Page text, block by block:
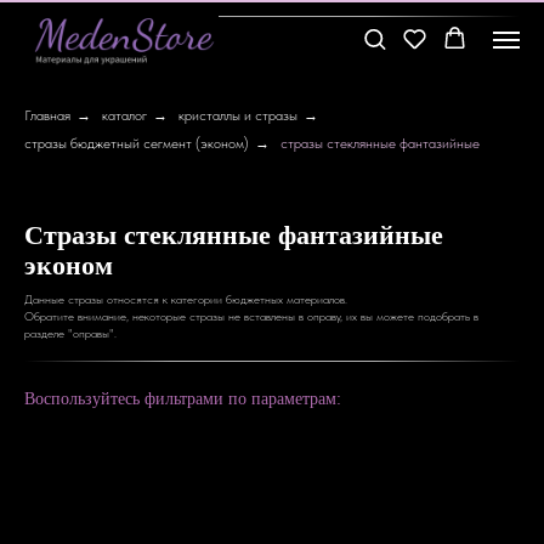
Главная → каталог → кристаллы и стразы →
стразы бюджетный сегмент (эконом) → стразы стеклянные фантазийные
Стразы стеклянные фантазийные
эконом
Данные стразы относятся к категории бюджетных материалов.
Обратите внимание, некоторые стразы не вставлены в оправу, их вы можете подобрать в
разделе "оправы".
Воспользуйтесь фильтрами по параметрам: